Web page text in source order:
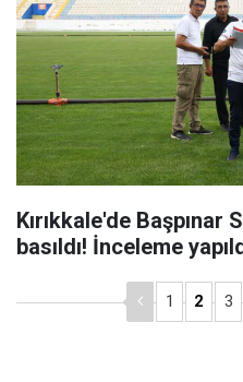
Kırıkkale'de
basıldı! İnceleme
1 2 3